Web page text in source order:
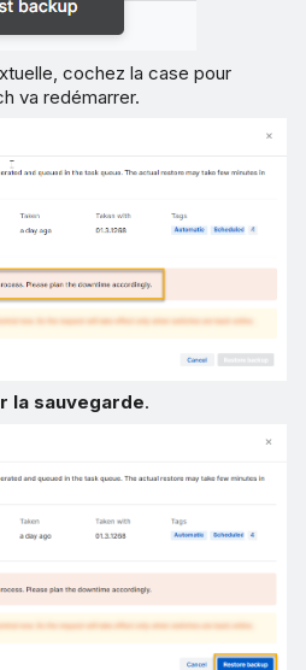
cochez la case pour
va redémarrer.
la sauvegarde.